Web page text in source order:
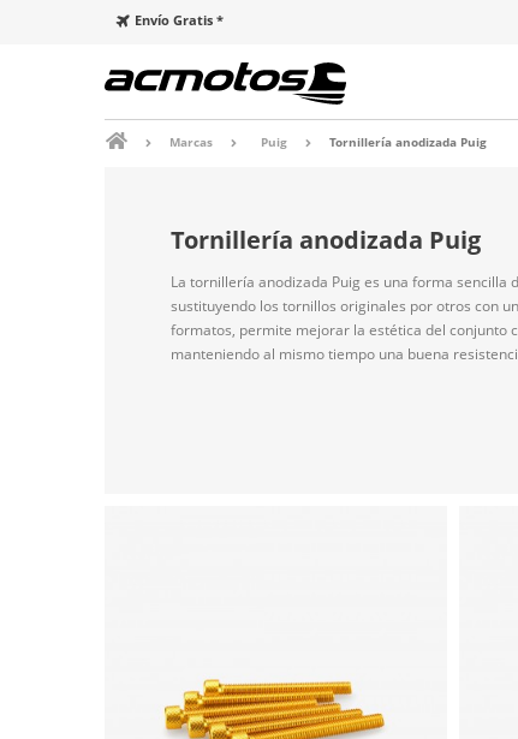
Envío Gratis *
Marcas Puig Tornillería anodizada Puig
Tornillería anodizada Puig
La tornillería anodizada Puig es una forma
sustituyendo los tornillos originales por otros con
formatos, permite mejorar la estética del conjunto
manteniendo al mismo tiempo una buena